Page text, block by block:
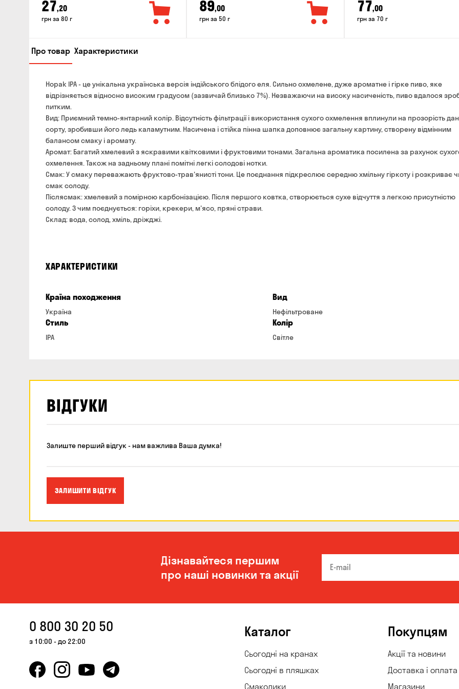
27,20
грн за 80 г
89,00
грн за 50 г
77,00
грн за 70 г
Про товар Характеристики
Hopak IPA - це унікальна українська версія індійського блідого еля. Сильно охмелене, дуже ароматне і гірке пиво, яке
відрізняється відносно високим градусом (зазвичай близько 7%). Незважаючи на високу насиченість, пиво вдалося
питким.
Вид: Приємний темно-янтарний колір. Відсутність фільтрації і використання сухого охмелення вплинули на прозорість
сорту, зробивши його ледь каламутним. Насичена і стійка пінна шапка доповнює загальну картину, створену відмінним
балансом смаку і аромату.
Аромат: Багатий хмелевий з яскравими квітковими і фруктовими тонами. Загальна ароматика посилена за рахунок
охмелення. Також на задньому плані помітні легкі солодові нотки.
Смак: У смаку переважають фруктово-трав'янисті тони. Це поєднання підкреслює середню хмільну гіркоту і розкриває
смак солоду.
Післясмак: хмелевий з помірною карбонізацією. Після першого ковтка, створюється сухе відчуття з легкою присутністю
солоду. З чим поєднується: горіхи, крекери, м'ясо, пряні страви.
Склад: вода, солод, хміль, дріжджі.
ХАРАКТЕРИСТИКИ
Країна походження
Україна
Стиль
IPA
Вид
Нефільтроване
Колір
Світле
ВІДГУКИ
Залиште перший відгук - нам важлива Ваша думка!
ЗАЛИШИТИ ВІДГУК
Дізнавайтеся першим
про наші новинки та акції
0 800 30 20 50
з 10:00 - до 22:00
Каталог
Сьогодні на кранах
Сьогодні в пляшках
Смаколики
Покупцям
Акції та новини
Доставка і оплата
Магазини